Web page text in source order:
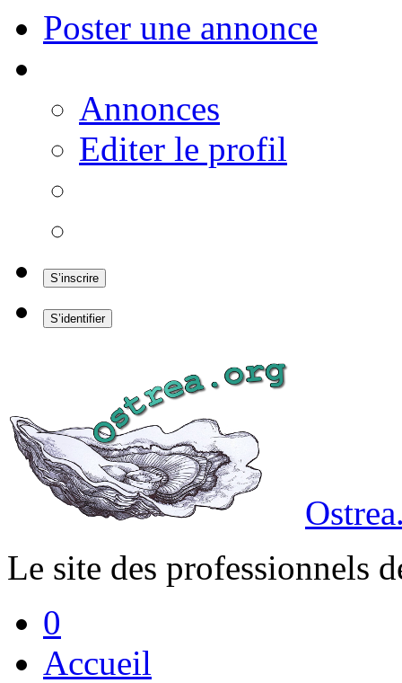
Poster une annonce
Annonces
Editer le profil
S’inscrire
S’identifier
Le site des professionnels
0
Accueil